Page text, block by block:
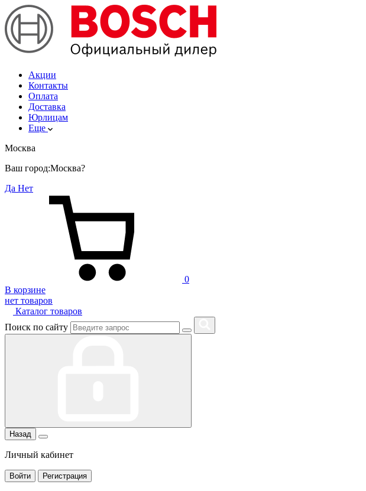
Акции
Контакты
Оплата
Доставка
Юрлицам
Еще
Москва
Ваш город:Москва?
Да Нет
0
В корзине
нет товаров
Каталог товаров
Поиск по сайту
Назад
Личный кабинет
Войти Регистрация